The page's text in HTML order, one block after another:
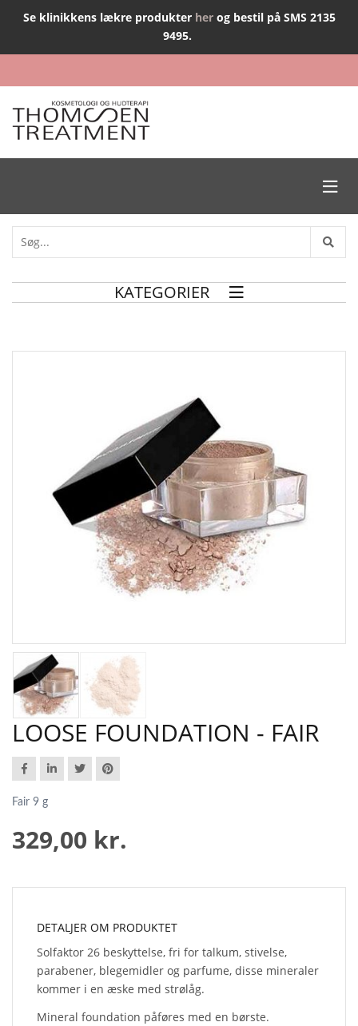
Se klinikkens lækre produkter herog bestil på SMS 2135
9495.

KATEGORIER 
LOOSE FOUNDATION - FAIR
Fair 9 g
329,00 kr.
DETALJER OM PRODUKTET
Solfaktor 26 beskyttelse, fri for talkum, stivelse,
parabener, blegemidler og parfume, disse mineraler
kommer i en æske med strølåg.
Mineral foundation påføres med en børste.